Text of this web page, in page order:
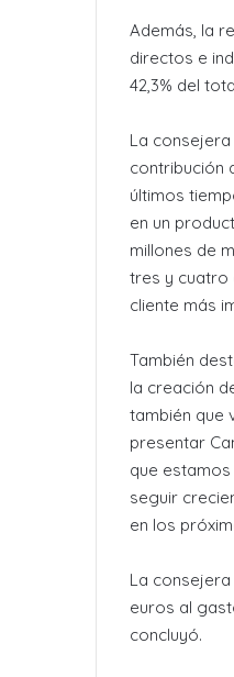
Además, la
directos e
42,3% del
La
contribución
últimos
en un
millones de
tres y cuatro
cliente más
También
la creación
también que
presentar
que
seguir
en los
La
euros al
concluyó.